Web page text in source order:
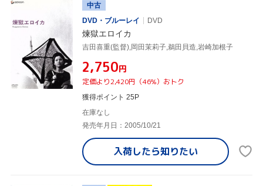
中古
DVD・ブルーレイ
DVD
煉獄エロイカ
吉田喜重(監督),岡田茉莉子,鵜田貝造,岩崎加根子
¥2,750円
定価より2,420円（46%）おトク
獲得ポイント 25P
在庫なし
発売年月日：2005/10/21
入荷したら知りたい